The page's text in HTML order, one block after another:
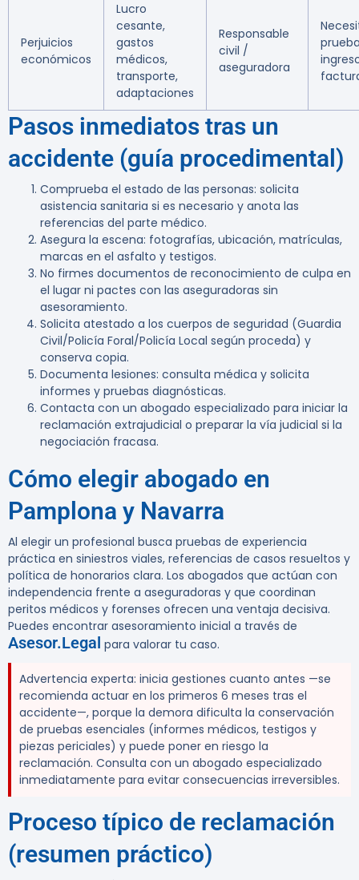
Perjuicios
económicos
Lucro
cesante,
gastos
médicos,
transporte,
adaptaciones
Responsable
civil /
aseguradora
Pasos inmediatos tras un
accidente (guía procedimental)
Comprueba el estado de las personas: solicita
asistencia sanitaria si es necesario y anota las
referencias del parte médico.
Asegura la escena: fotografías, ubicación, matrículas,
marcas en el asfalto y testigos.
No firmes documentos de reconocimiento de culpa en
el lugar ni pactes con las aseguradoras sin
asesoramiento.
Solicita atestado a los cuerpos de seguridad (Guardia
Civil/Policía Foral/Policía Local según proceda) y
conserva copia.
Documenta lesiones: consulta médica y solicita
informes y pruebas diagnósticas.
Contacta con un abogado especializado para iniciar la
reclamación extrajudicial o preparar la vía judicial si la
negociación fracasa.
Cómo elegir abogado en
Pamplona y Navarra
Al elegir un profesional busca pruebas de experiencia
práctica en siniestros viales, referencias de casos resueltos y
política de honorarios clara. Los abogados que actúan con
independencia frente a aseguradoras y que coordinan
peritos médicos y forenses ofrecen una ventaja decisiva.
Puedes encontrar asesoramiento inicial a través de
Asesor.Legal para valorar tu caso.
Advertencia experta: inicia gestiones cuanto antes —se
recomienda actuar en los primeros 6 meses tras el
accidente—, porque la demora dificulta la conservación
de pruebas esenciales (informes médicos, testigos y
piezas periciales) y puede poner en riesgo la
reclamación. Consulta con un abogado especializado
inmediatamente para evitar consecuencias irreversibles.
Proceso típico de reclamación
(resumen práctico)